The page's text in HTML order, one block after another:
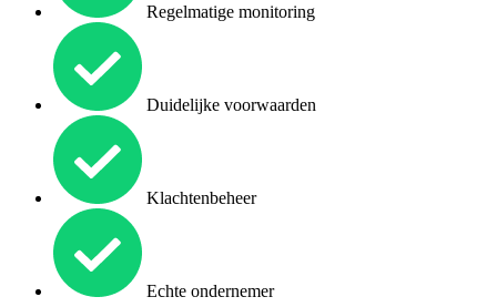
Regelmatige monitoring
Duidelijke voorwaarden
Klachtenbeheer
Echte ondernemer